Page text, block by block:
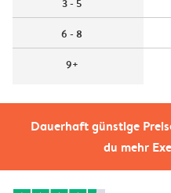
Dauerhaft günstige
du mehr
3 - 5
6 - 8
9+